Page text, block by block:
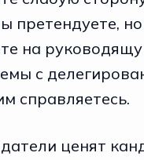
претендуете,
на
с
справляетесь.
ценят